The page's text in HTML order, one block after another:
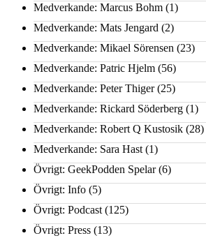
Medverkande: Marcus Bohm (1)
Medverkande: Mats Jengard (2)
Medverkande: Mikael Sörensen (23)
Medverkande: Patric Hjelm (56)
Medverkande: Peter Thiger(25)
Medverkande: Rickard Söderberg (1)
Medverkande: Robert Q Kustosik (28)
Medverkande: Sara Hast (1)
Övrigt: GeekPodden Spelar(6)
Övrigt: Info (5)
Övrigt: Podcast (125)
Övrigt: Press (13)